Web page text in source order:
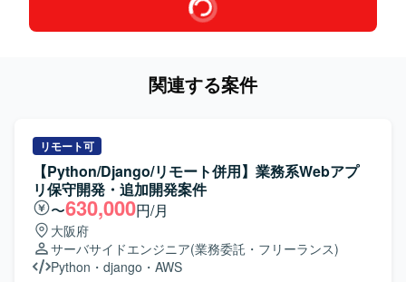
関連する案件
リモート可
【Python/Django/リモート併用】業務系Webアプ
リ保守開発・追加開発案件
〜630,000円/月
大阪府
サーバサイドエンジニア(業務委託・フリーランス)
Python ・ django ・ AWS